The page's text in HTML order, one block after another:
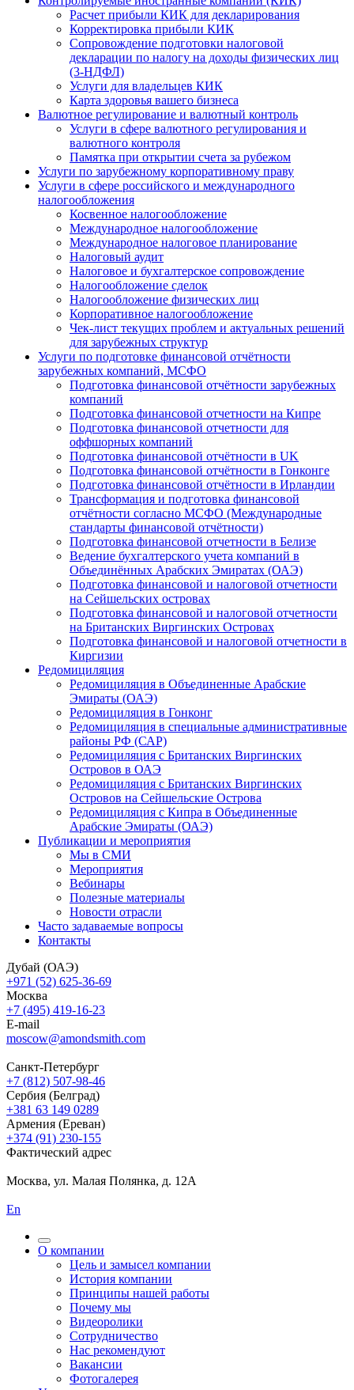
Расчет прибыли КИК для декларирования
Корректировка прибыли КИК
Сопровождение подготовки налоговой
декларации по налогу на доходы физических лиц
(3-НДФЛ)
Услуги для владельцев КИК
Карта здоровья вашего бизнеса
Валютное регулирование и валютный контроль
Услуги в сфере валютного регулирования и
валютного контроля
Памятка при открытии счета за рубежом
Услуги по зарубежному корпоративному праву
Услуги в сфере российского и международного
налогообложения
Косвенное налогообложение
Международное налогообложение
Международное налоговое планирование
Налоговый аудит
Налоговое и бухгалтерское сопровождение
Налогообложение сделок
Налогообложение физических лиц
Корпоративное налогообложение
Чек-лист текущих проблем и актуальных решений
для зарубежных структур
Услуги по подготовке финансовой отчётности
зарубежных компаний, МСФО
Подготовка финансовой отчётности зарубежных
компаний
Подготовка финансовой отчетности на Кипре
Подготовка финансовой отчетности для
оффшорных компаний
Подготовка финансовой отчётности в UK
Подготовка финансовой отчётности в Гонконге
Подготовка финансовой отчётности в Ирландии
Трансформация и подготовка финансовой
отчётности согласно МСФО (Международные
стандарты финансовой отчётности)
Подготовка финансовой отчетности в Белизе
Ведение бухгалтерского учета компаний в
Объединённых Арабских Эмиратах (ОАЭ)
Подготовка финансовой и налоговой отчетности
на Сейшельских островах
Подготовка финансовой и налоговой отчетности
на Британских Виргинских Островах
Подготовка финансовой и налоговой отчетности в
Киргизии
Редомициляция
Редомициляция в Объединенные Арабские
Эмираты (ОАЭ)
Редомициляция в Гонконг
Редомициляция в специальные административные
районы РФ (САР)
Редомициляция с Британских Виргинских
Островов в ОАЭ
Редомициляция с Британских Виргинских
Островов на Сейшельские Острова
Редомициляция с Кипра в Объединенные
Арабские Эмираты (ОАЭ)
Публикации и мероприятия
Мы в СМИ
Мероприятия
Вебинары
Полезные материалы
Новости отрасли
Часто задаваемые вопросы
Контакты
Дубай (ОАЭ)
+971 (52) 625-36-69
Москва
+7 (495) 419-16-23
E-mail
moscow@amondsmith.com
Санкт-Петербург
+7 (812) 507-98-46
Сербия (Белград)
+381 63 149 0289
Армения (Ереван)
+374 (91) 230-155
Фактический адрес
Москва, ул. Малая Полянка, д. 12А
En
О компании
Цель и замысел компании
История компании
Принципы нашей работы
Почему мы
Видеоролики
Сотрудничество
Нас рекомендуют
Вакансии
Фотогалерея